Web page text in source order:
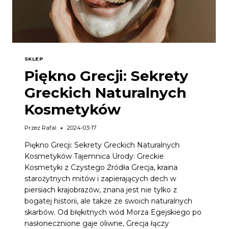
SKLEP
Piękno Grecji: Sekrety
Greckich Naturalnych
Kosmetyków
Przez Rafal 2024-03-17
Piękno Grecji: Sekrety Greckich Naturalnych
Kosmetyków Tajemnica Urody: Greckie
Kosmetyki z Czystego Źródła Grecja, kraina
starożytnych mitów i zapierających dech w
piersiach krajobrazów, znana jest nie tylko z
bogatej historii, ale także ze swoich naturalnych
skarbów. Od błękitnych wód Morza Egejskiego po
nasłonecznione gaje oliwne, Grecja łączy